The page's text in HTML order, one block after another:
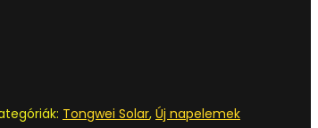
Tongwei Solar, Új napelemek